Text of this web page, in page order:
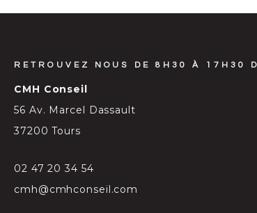
RETROUVEZ NOUS DE 8H30 À 17H30
CMH Conseil
56 Av. Marcel Dassault
37200 Tours
02 47 20 34 54
cmh@cmhconseil.com